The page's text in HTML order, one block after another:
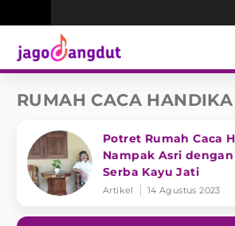
RUMAH CACA HANDIKA
Potret Rumah Caca
Nampak Asri
Serba Kayu Jati
Artikel 14 Agustus 2023